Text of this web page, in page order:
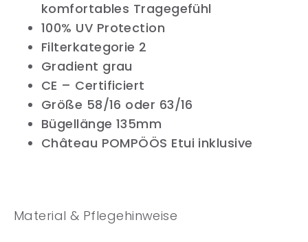
komfortables Tragegefühl
100% UV Protection
Filterkategorie 2
Gradient grau
CE – Certificiert
Größe 58/16 oder 63/16
Bügellänge 135mm
Château POMPÖÖS Etui inklusive
Material & Pflegehinweise